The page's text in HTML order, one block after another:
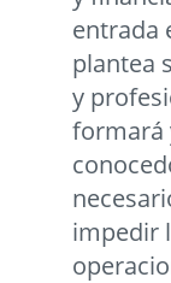
entrada
plantea
y
formará
impedir